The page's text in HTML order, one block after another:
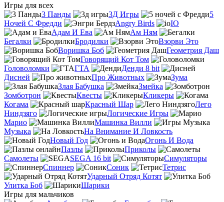
Игры для всех
3 Панды
3Д Игры
5
Ночей С Фредди
Angry Birds
IO
Адам И Ева
Ам Ням
Бегалки
Бродилки
Взорви Это
Воришка Боб
Геометрия Даш
Говорящий Кот Том
Головоломки
ГТА
Денди 8 bit
Дисней
Про Животных
Зума
Злая Бабушка
Змейка
Зомботрон
Квесты
Кликеры
Когама
Красный Шар
Лего
Ниндзяго
Логические Игры
Марио
Машинка Вилли
Музыка
На Внимание И Ловкость
Новый Год
Огонь И Вода
Пазлы
Приколы
Самолеты
SEGA 16 bit
Симуляторы
Спиннер
Соник
Тетрис
Ударный Отряд Котят
Улитка Боб
Шарики
Игры для мальчиков